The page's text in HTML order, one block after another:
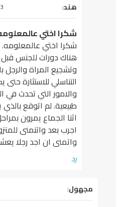
يقول
هند:
شكرا اختي
شكرا اختي
هناك دورات للجنس قبل
وتشجيع المراة
التناسلي للاستثارة حتى
والامور التي تحدث في
طبيعية. لم اتوقع
اثنا الجماع يمرون
اجرب بعد واتنمنى
واتمنى ان اجد رجلا
رد
يقول
مجهول: